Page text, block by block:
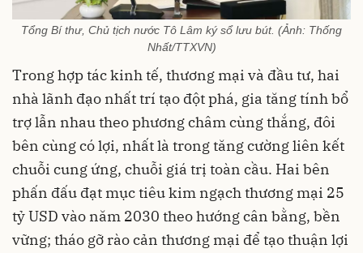
Tổng Bí thư, Chủ tịch nước Tô Lâm ký sổ lưu bút. (Ảnh: Thống
Nhất/TTXVN)
Trong hợp tác kinh tế, thương mại và đầu tư, hai
nhà lãnh đạo nhất trí tạo đột phá, gia tăng tính bổ
trợ lẫn nhau theo phương châm cùng thắng, đôi
bên cùng có lợi, nhất là trong tăng cường liên kết
chuỗi cung ứng, chuỗi giá trị toàn cầu. Hai bên
phấn đấu đạt mục tiêu kim ngạch thương mại 25
tỷ USD vào năm 2030 theo hướng cân bằng, bền
vững; tháo gỡ rào cản thương mại để tạo thuận lợi